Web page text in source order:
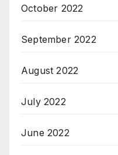
October 2022
September 2022
August 2022
July 2022
June 2022